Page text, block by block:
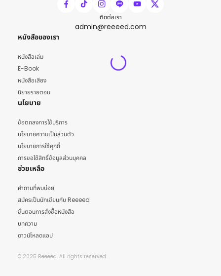
ติดต่อเรา
admin@reeeed.com
หนังสือของเรา
หนังสือเล่ม
E-Book
หนังสือเสียง
นิยายรายตอน
นโยบาย
ข้อตกลงการใช้บริการ
นโยบายความเป็นส่วนตัว
นโยบายการใช้คุกกี้
การขอใช้สิทธิ์ข้อมูลส่วนบุคคล
ช่วยเหลือ
คำถามที่พบบ่อย
สมัครเป็นนักเขียนกับ Reeeed
ขั้นตอนการสั่งซื้อหนังสือ
บทความ
ดาวน์โหลดแอป
© 2025 Reeeed. All rights reserved.